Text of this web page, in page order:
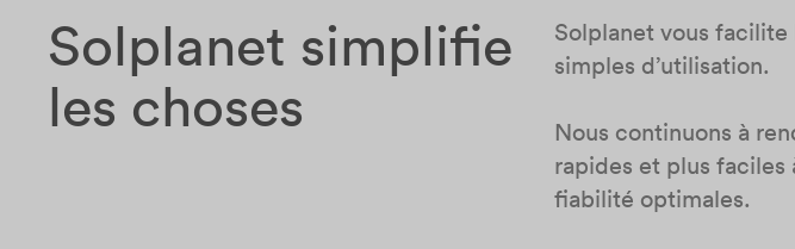
Solplanet simplifie
les choses
Solplanet vous
simples d’utilisation.
Nous continuons à
rapides et plus faciles
fiabilité optimales.